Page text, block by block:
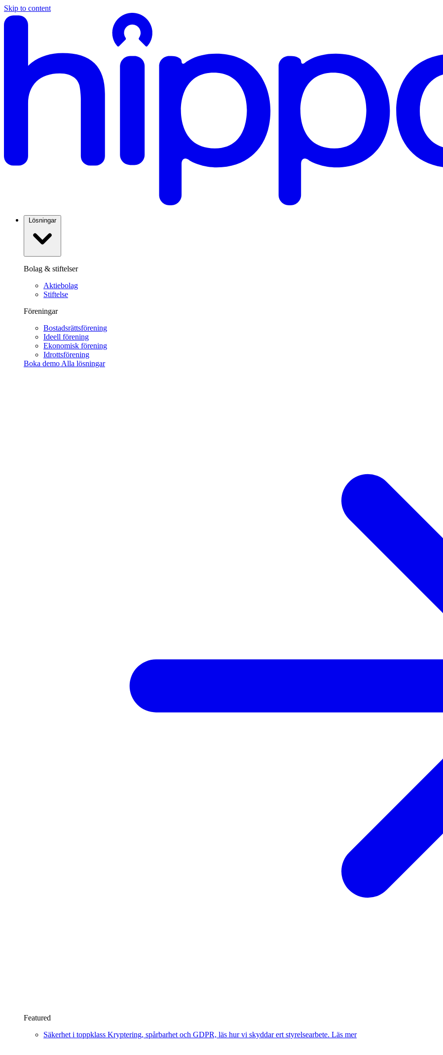
Skip to content
Lösningar
Bolag & stiftelser
Aktiebolag
Stiftelse
Föreningar
Bostadsrättsförening
Ideell förening
Ekonomisk förening
Idrottsförening
Boka demo Alla lösningar
Featured
Säkerhet i toppklass Kryptering, spårbarhet och GDPR, läs hur vi skyddar ert styrelsearbete. Läs mer